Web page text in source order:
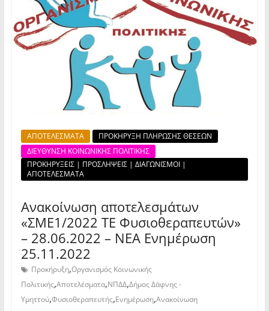
ΑΠΟΤΕΛΕΣΜΑΤΑ
ΠΡΟΚΗΡΥΞΗ ΠΛΗΡΩΣΗΣ ΘΕΣΕΩΝ
ΔΙΕΥΘΥΝΣΗ ΚΟΙΝΩΝΙΚΗΣ ΠΟΛΙΤΙΚΗΣ
ΠΡΟΚΗΡΥΞΕΙΣ | ΠΡΟΣΛΗΨΕΙΣ | ΔΙΑΓΩΝΙΣΜΟΙ |
ΑΠΟΤΕΛΕΣΜΑΤΑ
Ανακοίνωση αποτελεσμάτων
«ΣΜΕ1/2022 ΤΕ Φυσιοθεραπευτών»
– 28.06.2022 – ΝΕΑ Ενημέρωση
25.11.2022
Προκήρυξη,Οργανισμός Κοινωνικής
Πολιτικής,Αποτελέσματα,ΝΠΔΔ,Δήμος Δάφνης -
Υμηττού,Φυσιοθεραπευτής,Ενημέρωση,Ανακοίνωση